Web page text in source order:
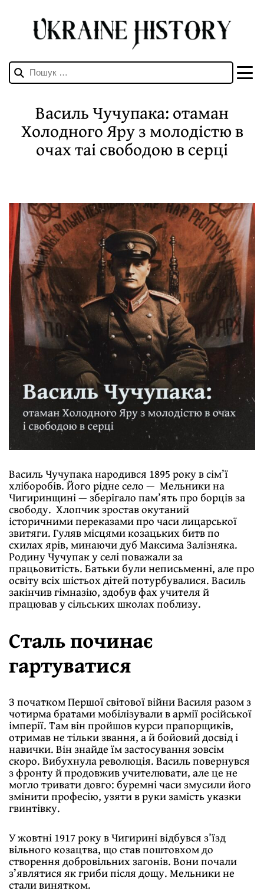
Пошук:
Василь Чучупака: отаман
Холодного Яру з молодістю в
очах таі свободою в серці
Василь Чучупака народився 1895 року в сім’ї
хліборобів. Його рідне село — Мельники на
Чигиринщині — зберігало пам’ять про борців за
свободу. Хлопчик зростав окутаний
історичними переказами про часи лицарської
звитяги. Гуляв місцями козацьких битв по
схилах ярів, минаючи дуб Максима Залізняка.
Родину Чучупак у селі поважали за
працьовитість. Батьки були неписьменні, але про
освіту всіх шістьох дітей потурбувалися. Василь
закінчив гімназію, здобув фах учителя й
працював у сільських школах поблизу.
Сталь починає
гартуватися
З початком Першої світової війни Василя разом з
чотирма братами мобілізували в армії російської
імперії. Там він пройшов курси прапорщиків,
отримав не тільки звання, а й бойовий досвід і
навички. Він знайде їм застосування зовсім
скоро. Вибухнула революція. Василь повернувся
з фронту й продовжив учителювати, але це не
могло тривати довго: буремні часи змусили його
змінити професію, узяти в руки замість указки
гвинтівку.
У жовтні 1917 року в Чигирині відбувся з’їзд
вільного козацтва, що став поштовхом до
створення добровільних загонів. Вони почали
з’являтися як гриби після дощу. Мельники не
стали винятком.